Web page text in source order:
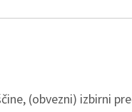
(obvezni) izbirni